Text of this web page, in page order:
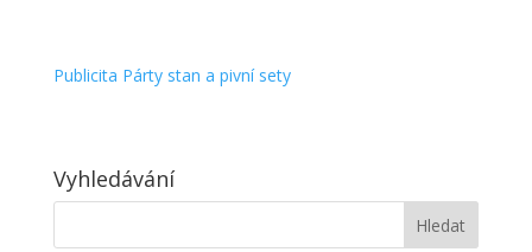
Publicita Párty stan a pivní sety
Vyhledávání